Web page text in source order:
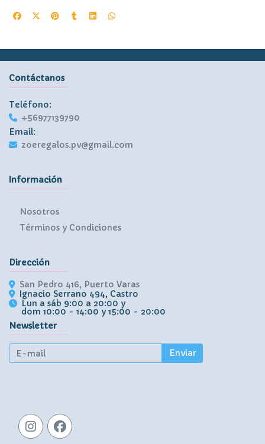
Contáctanos
Teléfono:
+56977139790
Email:
zoeregalos.pv@gmail.com
Información
Nosotros
Términos y Condiciones
Dirección
San Pedro 416, Puerto Varas
Ignacio Serrano 494, Castro
Lun a sáb 9:00 a 20:00 y
dom 10:00 - 14:00 y 15:00 - 20:00
Newsletter
Enviar